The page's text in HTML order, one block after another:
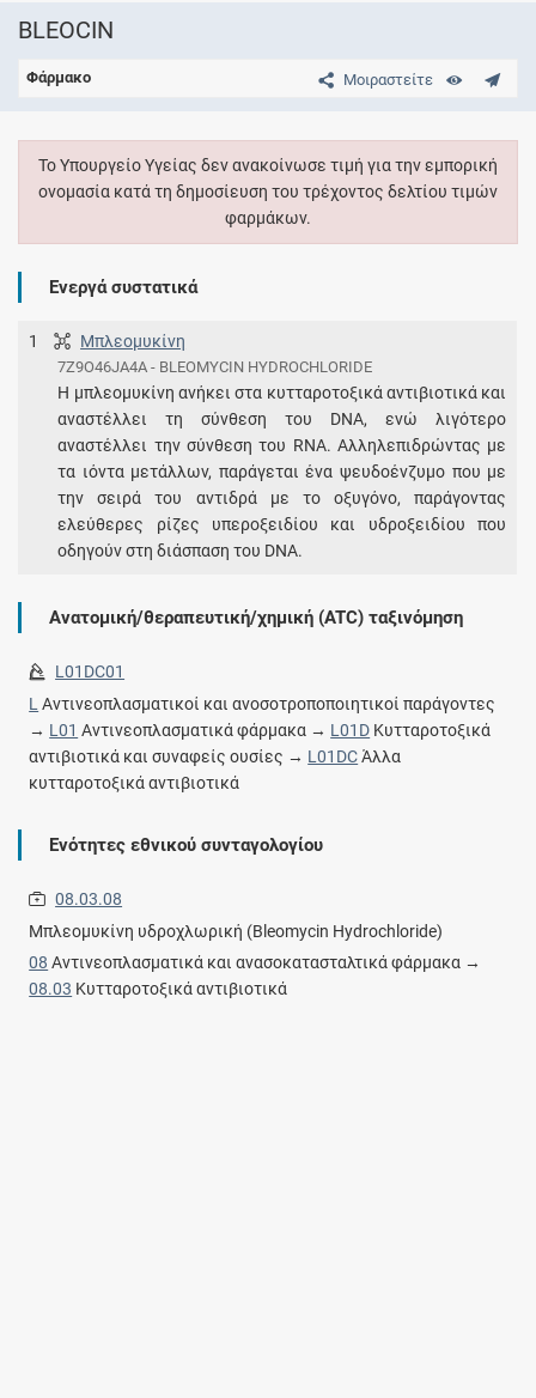
BLEOCIN
Μοιραστείτε
Φάρμακο
Το Υπουργείο Υγείας δεν ανακοίνωσε τιμή για την εμπορική
ονομασία κατά τη δημοσίευση του τρέχοντος δελτίου τιμών
φαρμάκων.
Ενεργά συστατικά
1 Μπλεομυκίνη
7Z9O46JA4A - BLEOMYCIN HYDROCHLORIDE
Η μπλεομυκίνη ανήκει στα κυτταροτοξικά αντιβιοτικά και
αναστέλλει τη σύνθεση του DNA, ενώ λιγότερο
αναστέλλει την σύνθεση του RNA. Αλληλεπιδρώντας με
τα ιόντα μετάλλων, παράγεται ένα ψευδοένζυμο που με
την σειρά του αντιδρά με το οξυγόνο, παράγοντας
ελεύθερες ρίζες υπεροξειδίου και υδροξειδίου που
οδηγούν στη διάσπαση του DNA.
Ανατομική/θεραπευτική/χημική (ATC) ταξινόμηση
L01DC01
L Αντινεοπλασματικοί και ανοσοτροποποιητικοί παράγοντες
→ L01 Αντινεοπλασματικά φάρμακα → L01D Κυτταροτοξικά
αντιβιοτικά και συναφείς ουσίες → L01DCΆλλα
κυτταροτοξικά αντιβιοτικά
Ενότητες εθνικού συνταγολογίου
08.03.08
Μπλεομυκίνη υδροχλωρική (Bleomycin Hydrochloride)
08 Αντινεοπλασματικά και ανασοκατασταλτικά φάρμακα →
08.03 Κυτταροτοξικά αντιβιοτικά